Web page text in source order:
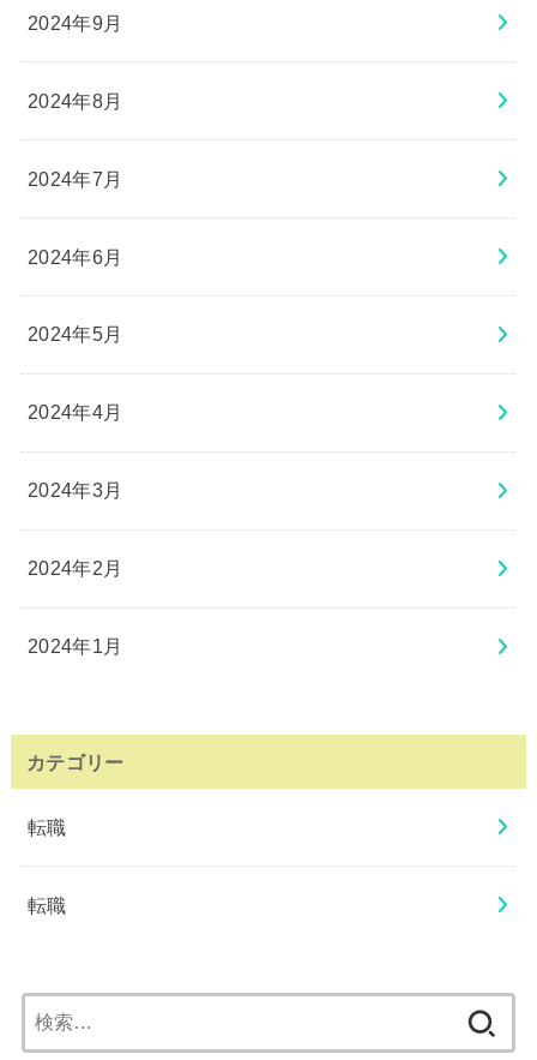
2024年9月
2024年8月
2024年7月
2024年6月
2024年5月
2024年4月
2024年3月
2024年2月
2024年1月
カテゴリー
転職
転職
索: